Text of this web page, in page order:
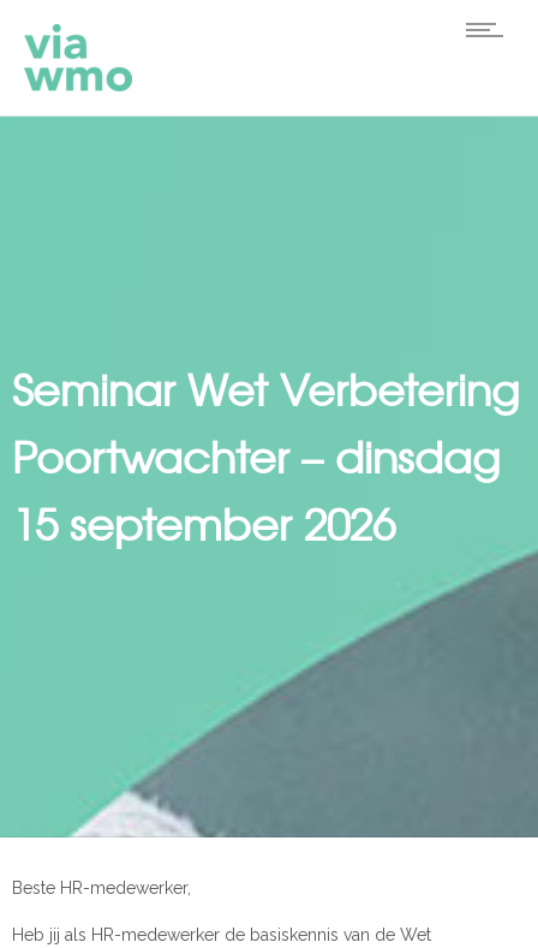
Seminar Wet Verbetering
Poortwachter – dinsdag
15 september 2026
Beste HR-medewerker,
Heb jij als HR-medewerker de basiskennis van de Wet